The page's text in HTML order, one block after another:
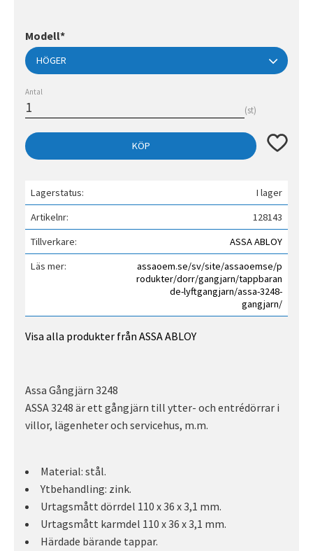
Modell*
Antal
st
KÖP Lägg till
Lagerstatus
I lager
Artikelnr
128143
Tillverkare
ASSA ABLOY
Läs mer
assaoem.se/sv/site/assaoemse/p
rodukter/dorr/gangjarn/tappbaran
de-lyftgangjarn/assa-3248-
gangjarn/
Visa alla produkter från ASSA ABLOY
Assa Gångjärn 3248
ASSA 3248 är ett gångjärn till ytter- och entrédörrar i
villor, lägenheter och servicehus, m.m.
Material: stål.
Ytbehandling: zink.
Urtagsmått dörrdel 110 x 36 x 3,1 mm.
Urtagsmått karmdel 110 x 36 x 3,1 mm.
Härdade bärande tappar.